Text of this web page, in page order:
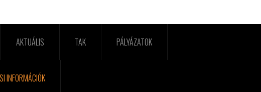
AKTUÁLIS TAK PÁLYÁZATOK
INFORMÁCIÓK